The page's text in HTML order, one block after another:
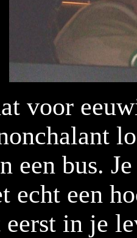
voor
een bus.
echt een
in je